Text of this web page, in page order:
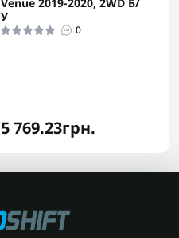
У
0
5 769.23грн.